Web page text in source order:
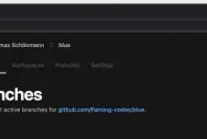
yok. Bunun yerine, örneğin
düzeltirken her çalışma